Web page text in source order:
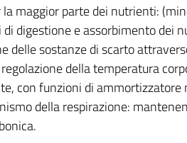
maggior parte dei nutrienti:
digestione e assorbimento dei
delle sostanze di scarto
della temperatura
con funzioni di
della respirazione: